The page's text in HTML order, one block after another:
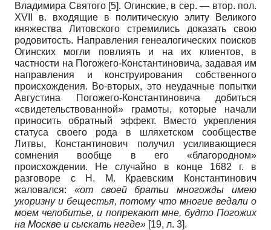
Владимира Святого [5]. Огинские, в сер. — втор. пол.
XVII в. входящие в политическую элиту Великого
княжества Литовского стремились доказать свою
родовитость. Направления генеалогических поисков
Огинских могли повлиять и на их клиентов, в
частности на Погожего-Константиновича, задавая им
направления и конструирования собственного
происхождения. Во-вторых, это неудачные попытки
Августина Погожего-Константиновича добиться
«свидетельствованной» грамоты, которые начали
приносить обратный эффект. Вместо укрепления
статуса своего рода в шляхетском сообществе
Литвы, Константинович получил усиливающиеся
сомнения вообще в его «благородном»
происхождении. Не случайно в конце 1682 г. в
разговоре с Н. М. Краевским Константинович
жаловался: «от своей братьи многожды имею
укоризну и бещестья, потому что многие ведали о
моем челобитье, и попрекают мне, будто Погожих
на Москве и сыскать негде» [19, л. 3].